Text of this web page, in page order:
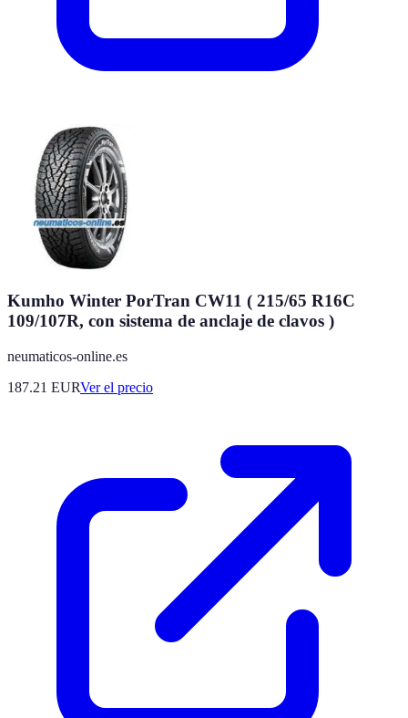
Kumho Winter PorTran CW11 ( 215/65 R16C
109/107R, con sistema de anclaje de clavos )
neumaticos-online.es
187.21 EURVer el precio